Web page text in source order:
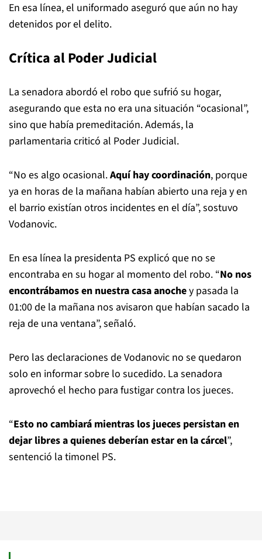
En esa línea, el uniformado aseguró que aún no hay
detenidos por el delito.
Crítica al Poder Judicial
La senadora abordó el robo que sufrió su hogar,
asegurando que esta no era una situación “ocasional”,
sino que había premeditación. Además, la
parlamentaria criticó al Poder Judicial.
“No es algo ocasional.Aquí hay coordinación, porque
ya en horas de la mañana habían abierto una reja y en
el barrio existían otros incidentes en el día”, sostuvo
Vodanovic.
En esa línea la presidenta PS explicó que no se
encontraba en su hogar al momento del robo. “No nos
encontrábamos en nuestra casa anochey pasada la
01:00 de la mañana nos avisaron que habían sacado la
reja de una ventana”, señaló.
Pero las declaraciones de Vodanovic no se quedaron
solo en informar sobre lo sucedido. La senadora
aprovechó el hecho para fustigar contra los jueces.
“Esto no cambiará mientras los jueces persistan en
dejar libres a quienes deberían estar en la cárcel”,
sentenció la timonel PS.